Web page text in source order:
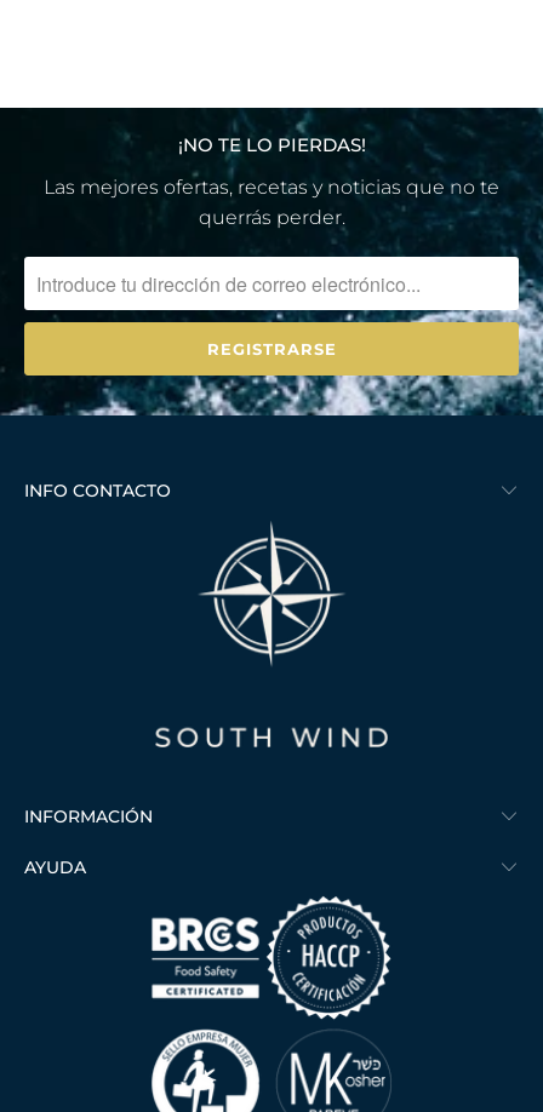
¡NO TE LO PIERDAS!
Las mejores ofertas, recetas y noticias que no te
querrás perder.
INFO CONTACTO
INFORMACIÓN
AYUDA